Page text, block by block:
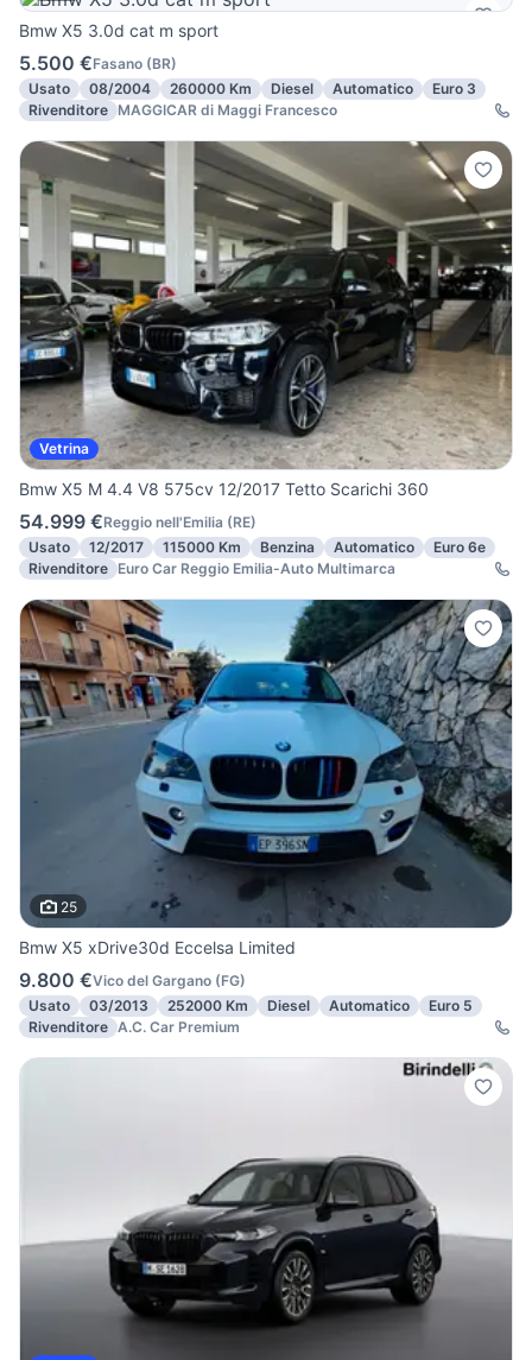
Bmw X5 3.0d cat m sport
5.500 €Fasano (BR)
Usato
08/2004 260000 Km Diesel Automatico
Euro 3
Rivenditore MAGGICAR di Maggi Francesco
Vetrina
Bmw X5 M 4.4 V8 575cv 12/2017 Tetto Scarichi 360
54.999 €Reggio nell'Emilia (RE)
Usato
12/2017 115000 Km Benzina Automatico
Euro 6e
Rivenditore Euro Car Reggio Emilia-Auto Multimarca
25
Bmw X5 xDrive30d Eccelsa Limited
9.800 €Vico del Gargano (FG)
Usato
03/2013 252000 Km Diesel Automatico
Euro 5
Rivenditore A.C. Car Premium